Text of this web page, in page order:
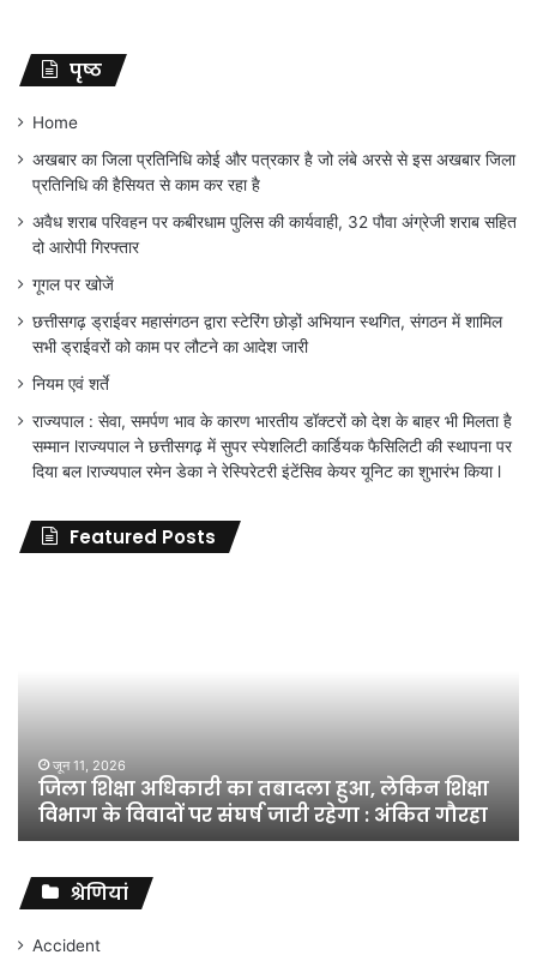
पृष्ठ
Home
अखबार का जिला प्रतिनिधि कोई और पत्रकार है जो लंबे अरसे से इस अखबार जिला
प्रतिनिधि की हैसियत से काम कर रहा है
अवैध शराब परिवहन पर कबीरधाम पुलिस की कार्यवाही, 32 पौवा अंग्रेजी शराब सहित
दो आरोपी गिरफ्तार
गूगल पर खोजें
छत्तीसगढ़ ड्राईवर महासंगठन द्वारा स्टेरिंग छोड़ों अभियान स्थगित, संगठन में शामिल
सभी ड्राईवरों को काम पर लौटने का आदेश जारी
नियम एवं शर्ते
राज्यपाल : सेवा, समर्पण भाव के कारण भारतीय डॉक्टरों को देश के बाहर भी मिलता है
सम्मान lराज्यपाल ने छत्तीसगढ़ में सुपर स्पेशलिटी कार्डियक फैसिलिटी की स्थापना पर
दिया बल lराज्यपाल रमेन डेका ने रेस्पिरेटरी इंटेंसिव केयर यूनिट का शुभारंभ किया l
Featured Posts
शिक्षा
विभाग
विवादों
संघर्ष
जारी
रहेगा
जून 11, 2026
जिला शिक्षा अधिकारी का तबादला हुआ, लेकिन शिक्षा
विभाग के विवादों पर संघर्ष जारी रहेगा : अंकित गौरहा
श्रेणियां
Accident